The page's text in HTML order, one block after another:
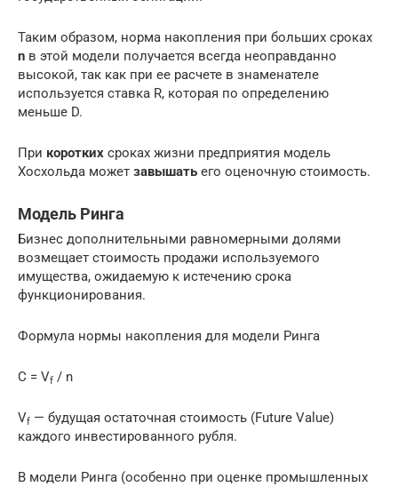
Таким образом, норма накопления при больших сроках
n в этой модели получается всегда неоправданно
высокой, так как при ее расчете в знаменателе
используется ставка R, которая по определению
меньше D.
При коротких сроках жизни предприятия модель
Хосхольда может завышать его оценочную стоимость.
Модель Ринга
Бизнес дополнительными равномерными долями
возмещает стоимость продажи используемого
имущества, ожидаемую к истечению срока
функционирования.
Формула нормы накопления для модели Ринга
C = Vf / n
Vf — будущая остаточная стоимость (Future Value)
каждого инвестированного рубля.
В модели Ринга (особенно при оценке промышленных